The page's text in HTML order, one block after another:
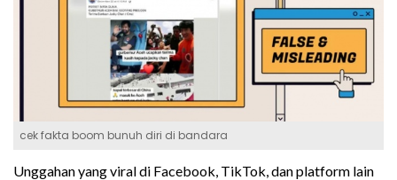
cek fakta boom bunuh diri di bandara
Unggahan yang viral di Facebook, TikTok, dan platform lain